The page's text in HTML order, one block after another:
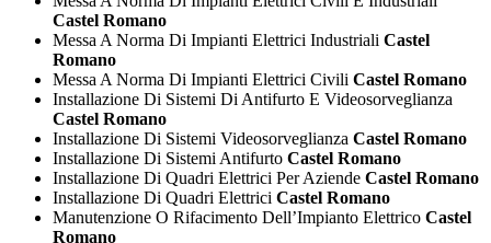
Castel Romano
Messa A Norma Di Impianti Elettrici Industriali Castel
Romano
Messa A Norma Di Impianti Elettrici Civili Castel Romano
Installazione Di Sistemi Di Antifurto E Videosorveglianza
Castel Romano
Installazione Di Sistemi Videosorveglianza Castel Romano
Installazione Di Sistemi Antifurto Castel Romano
Installazione Di Quadri Elettrici Per Aziende Castel Romano
Installazione Di Quadri Elettrici Castel Romano
Manutenzione O Rifacimento Dell’Impianto Elettrico Castel
Romano